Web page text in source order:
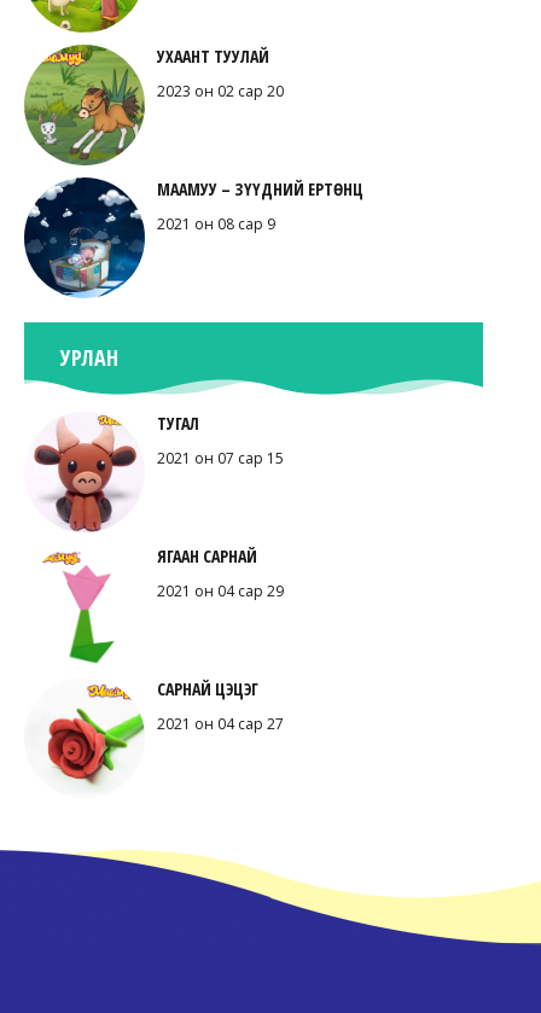
УХААНТ ТУУЛАЙ
2023 он 02 сар 20
МААМУУ – ЗҮҮДНИЙ ЕРТӨНЦ
2021 он 08 сар 9
УРЛАН
ТУГАЛ
2021 он 07 сар 15
ЯГААН САРНАЙ
2021 он 04 сар 29
САРНАЙ ЦЭЦЭГ
2021 он 04 сар 27